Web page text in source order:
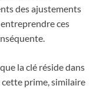
des ajustements
ces
la clé réside dans
prime, similaire